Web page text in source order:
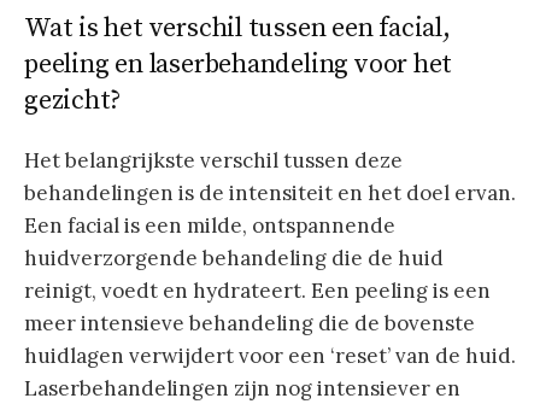
Wat is het verschil tussen een facial,
peeling en laserbehandeling voor het
gezicht?
Het belangrijkste verschil tussen deze
behandelingen is de intensiteit en het doel ervan.
Een facial is een milde, ontspannende
huidverzorgende behandeling die de huid
reinigt, voedt en hydrateert. Een peeling is een
meer intensieve behandeling die de bovenste
huidlagen verwijdert voor een ‘reset’ van de huid.
Laserbehandelingen zijn nog intensiever en